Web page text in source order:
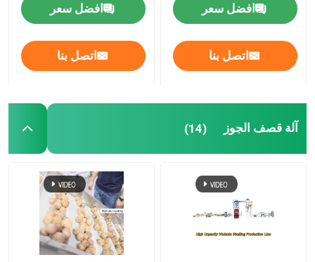
افضل سعر
اتصل بنا
افضل سعر
اتصل بنا
آلة قصف الجوز (14)